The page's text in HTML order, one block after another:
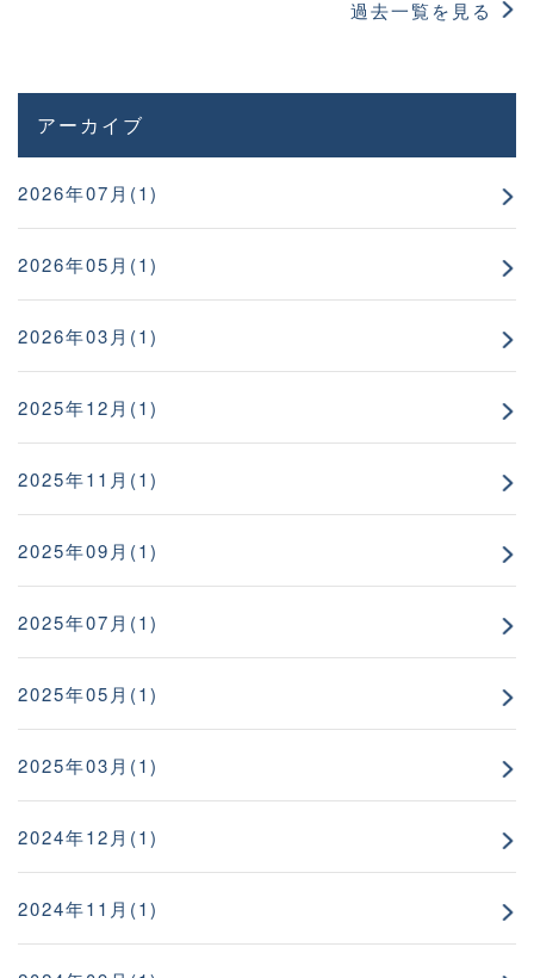
過去一覧を見る
アーカイブ
2026年07月(1)
2026年05月(1)
2026年03月(1)
2025年12月(1)
2025年11月(1)
2025年09月(1)
2025年07月(1)
2025年05月(1)
2025年03月(1)
2024年12月(1)
2024年11月(1)